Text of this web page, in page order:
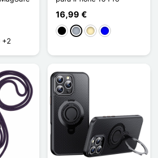
+2
16,99 €
Negro
Gris Oro Azul